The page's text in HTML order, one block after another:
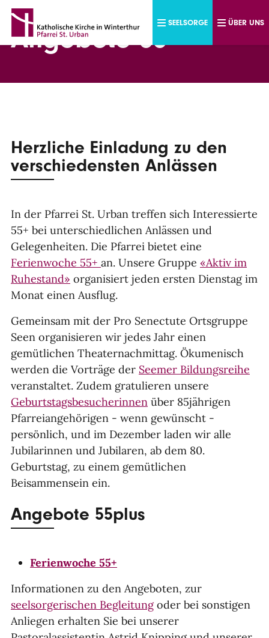
Direkt zum Inhalt
SEELSORGE ÜBER UNS
Angebote 55+
Herzliche Einladung zu den
verschiedensten Anlässen
In der Pfarrei St. Urban treffen sich Interessierte
55+ bei unterschiedlichen Anlässen und
Gelegenheiten. Die Pfarrei bietet eine
Ferienwoche 55+ an. Unsere Gruppe «Aktiv im
Ruhestand» organisiert jeden ersten Dienstag im
Monat einen Ausflug.
Gemeinsam mit der Pro Senectute Ortsgruppe
Seen organisieren wir jedes Jahr einen
gemütlichen Theaternachmittag. Ökumenisch
werden die Vorträge der Seemer Bildungsreihe
veranstaltet. Zudem gratulieren unsere
Geburtstagsbesucherinnen über 85jährigen
Pfarreiangehörigen - wenn gewünscht -
persönlich, und im Dezember laden wir alle
Jubilarinnen und Jubilaren, ab dem 80.
Geburtstag, zu einem gemütlichen
Beisammensein ein.
Angebote 55plus
Ferienwoche 55+
Informationen zu den Angeboten, zur
seelsorgerischen Begleitungoder bei sonstigen
Anliegen erhalten Sie bei unserer